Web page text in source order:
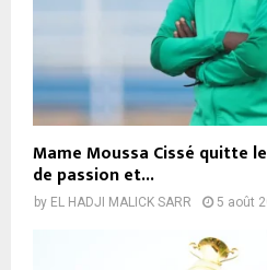
Mame Moussa Cissé quitte
de passion et...
by EL HADJI MALICK SARR 5 août